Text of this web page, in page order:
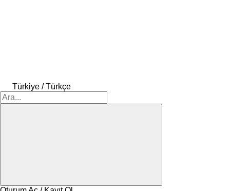
Türkiye / Türkçe